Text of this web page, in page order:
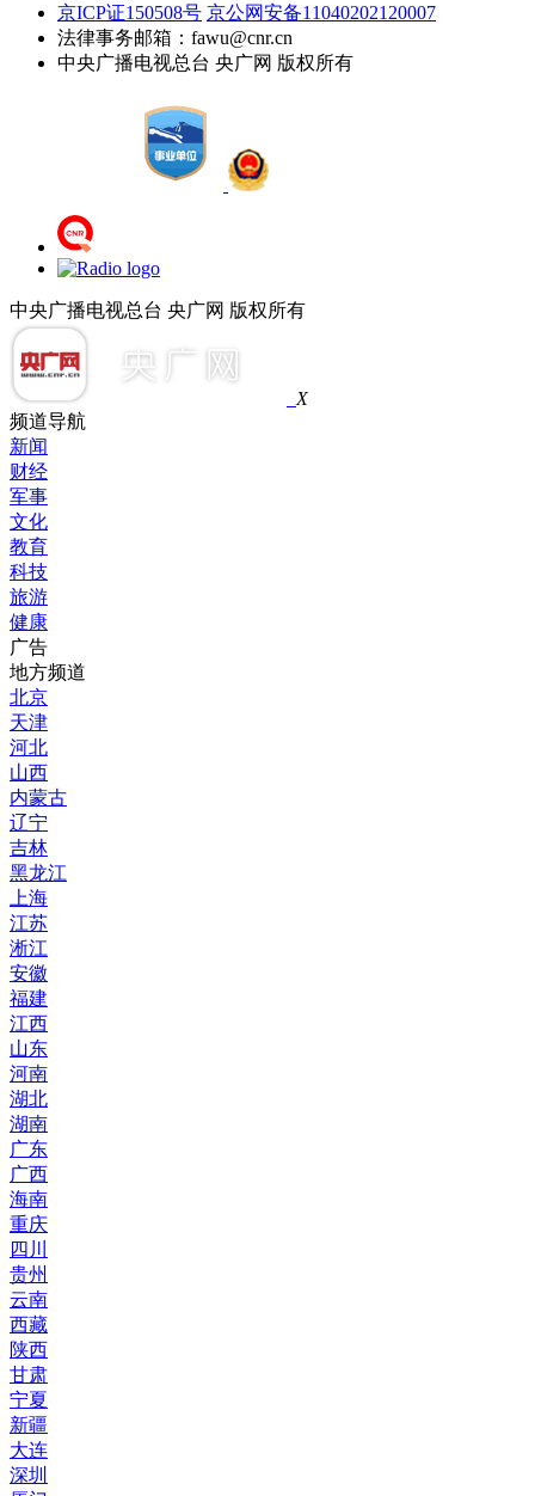
京ICP证150508号 京公网安备11040202120007
法律事务邮箱：fawu@cnr.cn
中央广播电视总台 央广网 版权所有
中央广播电视总台 央广网 版权所有
X
频道导航
新闻
财经
军事
文化
教育
科技
旅游
健康
广告
地方频道
北京
天津
河北
山西
内蒙古
辽宁
吉林
黑龙江
上海
江苏
淅江
安徽
福建
江西
山东
河南
湖北
湖南
广东
广西
海南
重庆
四川
贵州
云南
西藏
陕西
甘肃
宁夏
新疆
大连
深圳